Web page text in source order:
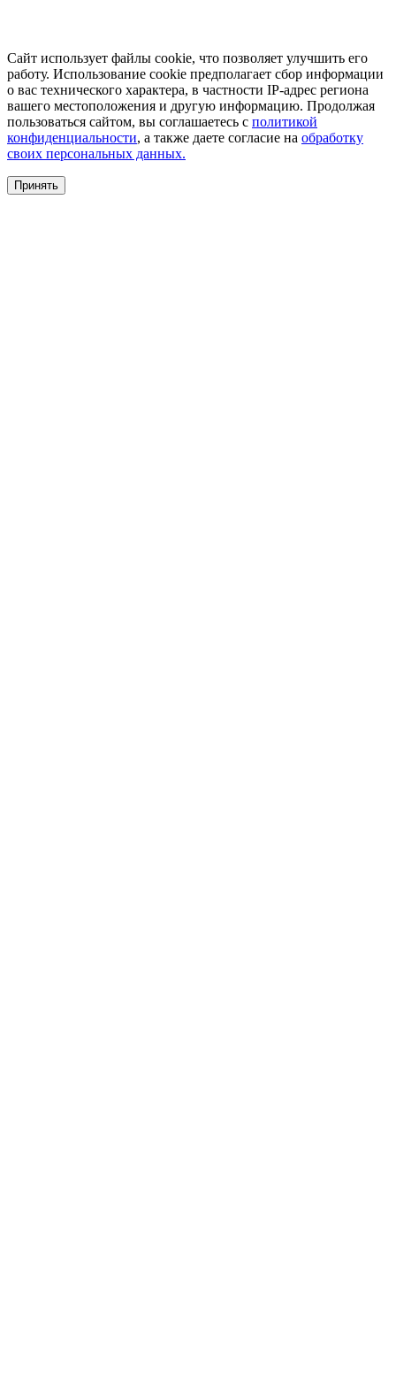
Сайт использует файлы cookie, что позволяет улучшить его
работу. Использование cookie предполагает сбор информации
о вас технического характера, в частности IP-адрес региона
вашего местоположения и другую информацию. Продолжая
пользоваться сайтом, вы соглашаетесь с политикой
конфиденциальности, а также даете согласие на обработку
своих персональных данных.
Принять